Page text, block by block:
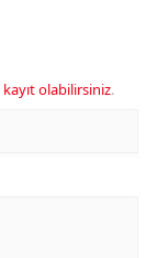
kayıt olabilirsiniz.